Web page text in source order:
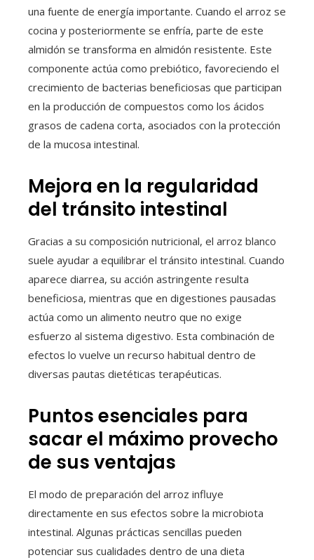
una fuente de energía importante. Cuando el arroz se
cocina y posteriormente se enfría, parte de este
almidón se transforma en almidón resistente. Este
componente actúa como prebiótico, favoreciendo el
crecimiento de bacterias beneficiosas que participan
en la producción de compuestos como los ácidos
grasos de cadena corta, asociados con la protección
de la mucosa intestinal.
Mejora en la regularidad
del tránsito intestinal
Gracias a su composición nutricional, el arroz blanco
suele ayudar a equilibrar el tránsito intestinal. Cuando
aparece diarrea, su acción astringente resulta
beneficiosa, mientras que en digestiones pausadas
actúa como un alimento neutro que no exige
esfuerzo al sistema digestivo. Esta combinación de
efectos lo vuelve un recurso habitual dentro de
diversas pautas dietéticas terapéuticas.
Puntos esenciales para
sacar el máximo provecho
de sus ventajas
El modo de preparación del arroz influye
directamente en sus efectos sobre la microbiota
intestinal. Algunas prácticas sencillas pueden
potenciar sus cualidades dentro de una dieta